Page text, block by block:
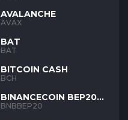
AVALANCHE
AVAX
BAT
BAT
BITCOIN CASH
BCH
BINANCECOIN BEP20
BNB
BNBBEP20